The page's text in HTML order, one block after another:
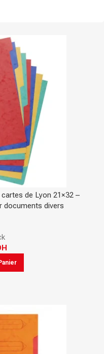
de Lyon 21×32 –
documents divers